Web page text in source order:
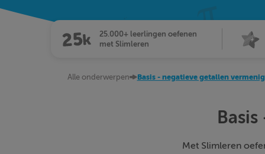
25.000+ leerlingen oefenen
met Slimleren
Alle onderwerpen Basis - negatieve getallen
Met Slimleren